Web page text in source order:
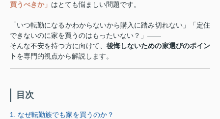
買うべきか」 はとても悩ましい問題です。
「いつ転勤になるかわからないから購入に踏み切れない」「定住
できないのに家を買うのはもったいない？」——
そんな不安を持つ方に向けて、 後悔しないための家選びのポイン
トを専門的視点から解説します。
目次
1. なぜ転勤族でも家を買うのか？